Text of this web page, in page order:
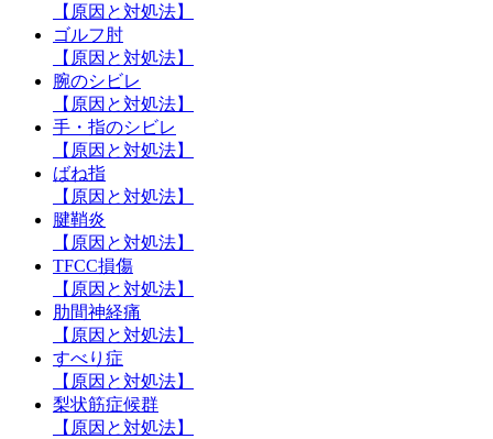
【原因と対処法】
ゴルフ肘
【原因と対処法】
腕のシビレ
【原因と対処法】
手・指のシビレ
【原因と対処法】
ばね指
【原因と対処法】
腱鞘炎
【原因と対処法】
TFCC損傷
【原因と対処法】
肋間神経痛
【原因と対処法】
すべり症
【原因と対処法】
梨状筋症候群
【原因と対処法】